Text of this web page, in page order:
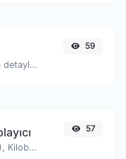
Bir alan adı hakkında tüm detayları edinin.
59
Metnin boyutunu Bayt (B), Kilobayt (KB) veya Megabayt (MB) cinsinden alın.
57